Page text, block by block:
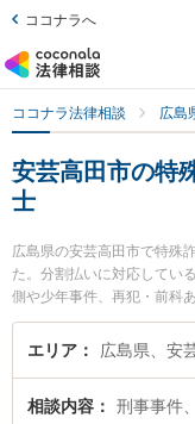
ココナラへ
ココナラ法律相談 広島
安芸高田市の特
士
広島県の安芸高田市で特殊
た。分割払いに対応してい
側や少年事件、再犯・前科
す。特にみぞて法律事務所
用、強みなどが注目されて
無料で特殊詐欺（加害者側
エリア 広島県、安
相談内容 刑事事件